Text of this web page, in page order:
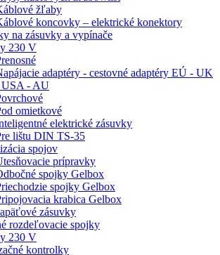
žľaby
koncovky – elektrické konektory
na zásuvky a vypínače
230 V
adaptéry - cestovné adaptéry EÚ - UK
- AU
omietkové
elektrické zásuvky
lištu DIN TS-35
spojov
prípravky
spojky Gelbox
spojky Gelbox
krabica Gelbox
zásuvky
rozdeľovacie spojky
230 V
kontrolky